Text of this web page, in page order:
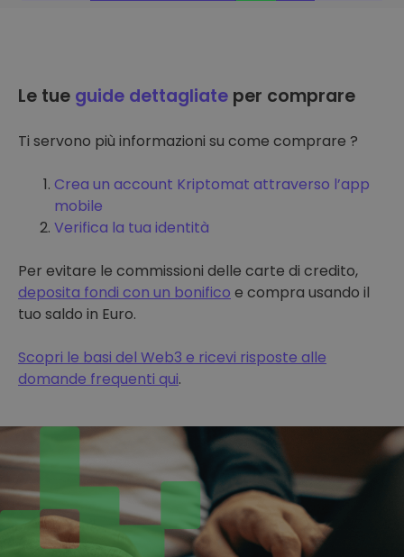
Le tue guide dettagliate per comprare
Ti servono più informazioni su come comprare ?
Crea un account Kriptomat attraverso l’app
mobile
Verifica la tua identità
Per evitare le commissioni delle carte di credito,
deposita fondi con un bonifico e compra usando il
tuo saldo in Euro.
Scopri le basi del Web3 e ricevi risposte alle
domande frequenti qui.